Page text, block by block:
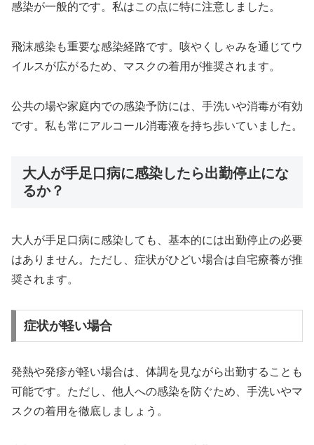
感染が一般的です。私はこの点に特に注意しました。
飛沫感染も重要な感染経路です。咳やくしゃみを通じてウ
イルスが広がるため、マスクの着用が推奨されます。
公共の場や家庭内での感染予防には、手洗いや消毒が有効
です。私も常にアルコール消毒液を持ち歩いていました。
大人が手足口病に感染したら出勤停止にな
るか？
大人が手足口病に感染しても、基本的には出勤停止の必要
はありません。ただし、症状がひどい場合は自宅療養が推
奨されます。
症状が軽い場合
発熱や発疹が軽い場合は、体調を見ながら出勤することも
可能です。ただし、他人への感染を防ぐため、手洗いやマ
スクの着用を徹底しましょう。